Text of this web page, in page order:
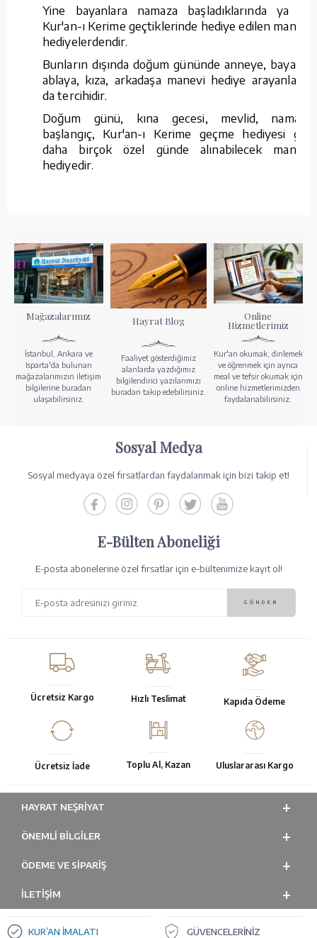
Yine bayanlara namaza başladıklarında ya da
Kur'an-ı Kerime geçtiklerinde hediye edilen manevi
hediyelerdendir.
Bunların dışında doğum gününde anneye, bayana,
ablaya, kıza, arkadaşa manevi hediye arayanların
da tercihidir.
Doğum günü, kına gecesi, mevlid, namaza
başlangıç, Kur'an-ı Kerime geçme hediyesi gibi
daha birçok özel günde alınabilecek manevi
hediyedir.
Mağazalarımız
İstanbul, Ankara ve
Isparta'da bulunan
mağazalarımızın iletişim
bilgilerine buradan
ulaşabilirsiniz.
Hayrat Blog
Faaliyet gösterdiğimiz
alanlarda yazdığımız
bilgilendirici yazılarımızı
buradan takip edebilirsiniz.
Online
Hizmetlerimiz
Kur'an okumak, dinlemek
ve öğrenmek için ayrıca
meal ve tefsir okumak için
online hizmetlerimizden
faydalanabilirsiniz.
Sosyal Medya
Sosyal medyaya özel fırsatlardan faydalanmak için bizi takip et!
E-Bülten Aboneliği
E-posta abonelerine özel fırsatlar için e-bültenimize kayıt ol!
Ücretsiz Kargo Hızlı Teslimat Kapıda Ödeme
Ücretsiz İade Toplu Al, Kazan Uluslararası Kargo
HAYRAT NEŞRIYAT
ÖNEMLI BILGILER
ÖDEME VE SİPARİŞ
İLETİŞİM
KUR’AN İMALATI GÜVENCELERİNİZ